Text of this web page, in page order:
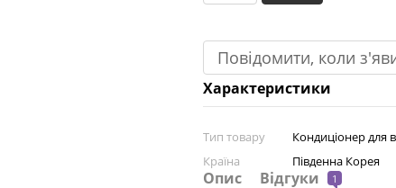
Повідомити, коли
Характеристики
Тип товару
Кондиціонер для
Країна
Південна Корея
Опис Відгуки 1